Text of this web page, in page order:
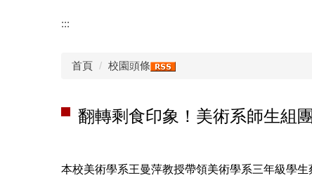
:::
首頁 校園頭條
翻轉剩食印象！美術系師生組
本校美術學系王曼萍教授帶領美術學系三年級學